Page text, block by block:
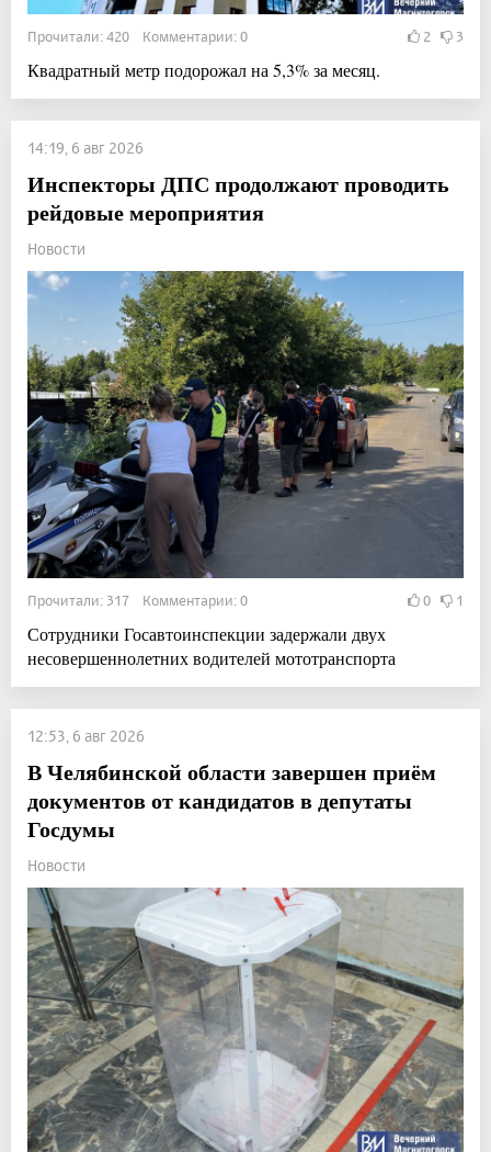
Прочитали: 420 Комментарии: 0 2 3
Квадратный метр подорожал на 5,3% за месяц.
14:19, 6 авг 2026
Инспекторы ДПС продолжают проводить
рейдовые мероприятия
Новости
Прочитали: 317 Комментарии: 0 0 1
Сотрудники Госавтоинспекции задержали двух
несовершеннолетних водителей мототранспорта
12:53, 6 авг 2026
В Челябинской области завершен приём
документов от кандидатов в депутаты
Госдумы
Новости